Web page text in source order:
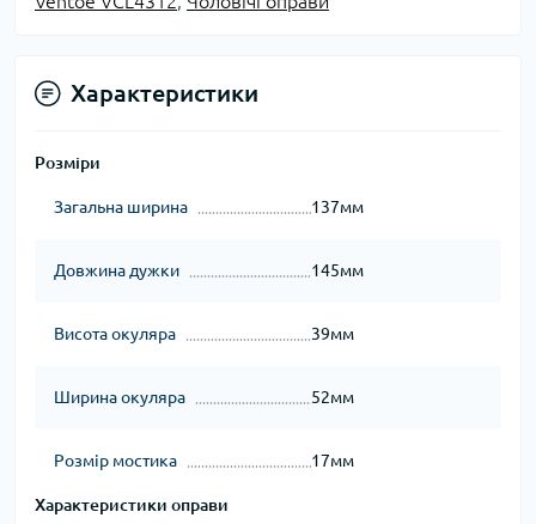
Характеристики
Розміри
Загальна ширина 137мм
Довжина дужки 145мм
Висота окуляра 39мм
Ширина окуляра 52мм
Розмір мостика 17мм
Характеристики оправи